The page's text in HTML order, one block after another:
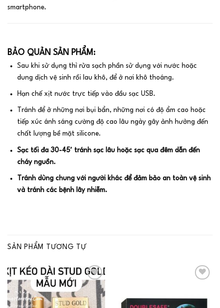
smartphone.
BẢO QUẢN SẢN PHẨM:
Sau khi sử dụng thì rửa sạch phần sử dụng với nước hoặc
dung dịch vệ sinh rồi lau khô, để ở nơi khô thoáng.
Hạn chế xịt nước trực tiếp vào đầu sạc USB.
Tránh để ở những nơi bụi bẩn, những nơi có độ ẩm cao hoặc
tiếp xúc ánh sáng cường độ cao lâu ngày gây ảnh hưởng đến
chất lượng bề mặt silicone.
Sạc tối đa 30-45′ tránh sạc lâu hoặc sạc qua đêm dẫn đến
cháy nguồn.
Tránh dùng chung với người khác để đảm bảo an toàn vệ sinh
và tránh các bệnh lây nhiễm.
SẢN PHẨM TƯƠNG TỰ
Add to Add to